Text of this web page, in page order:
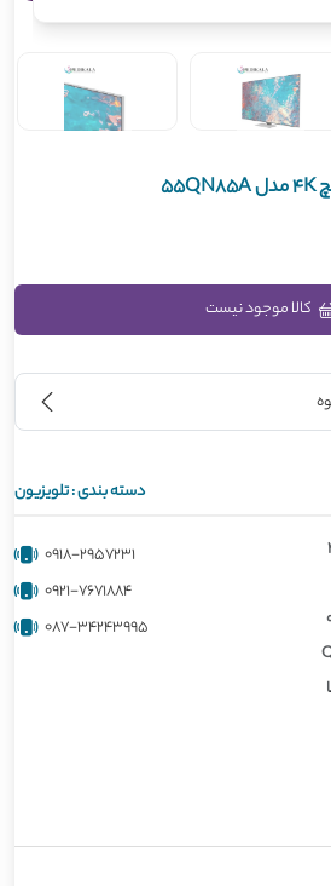
دسته بندی :تلویزیون
0918-2957231
0921-7671884
087-34243995